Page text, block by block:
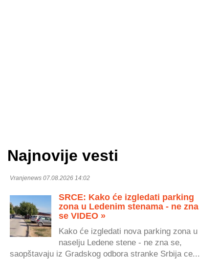
Najnovije vesti
Vranjenews 07.08.2026 14:02
SRCE: Kako će izgledati parking
zona u Ledenim stenama - ne zna
se VIDEO »
Kako će izgledati nova parking zona u
naselju Ledene stene - ne zna se,
saopštavaju iz Gradskog odbora stranke Srbija ce...